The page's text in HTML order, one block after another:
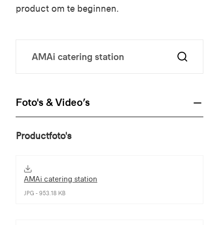
product om te beginnen.
Foto's & Video’s
Productfoto's
AMAi catering station
JPG - 953.18 KB